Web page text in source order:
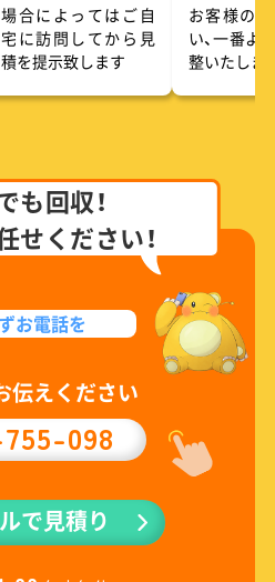
場合によってはご自
宅に訪問してから見
積を提示致します
お客様の
い、一番よ
整いたしま
も回収！
せください！
お電話を
伝えください
098
で見積り